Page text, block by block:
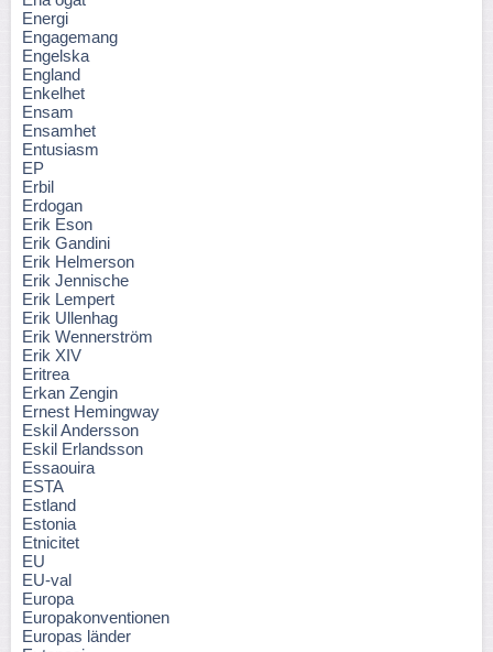
Energi
Engagemang
Engelska
England
Enkelhet
Ensam
Ensamhet
Entusiasm
EP
Erbil
Erdogan
Erik Eson
Erik Gandini
Erik Helmerson
Erik Jennische
Erik Lempert
Erik Ullenhag
Erik Wennerström
Erik XIV
Eritrea
Erkan Zengin
Ernest Hemingway
Eskil Andersson
Eskil Erlandsson
Essaouira
ESTA
Estland
Estonia
Etnicitet
EU
EU-val
Europa
Europakonventionen
Europas länder